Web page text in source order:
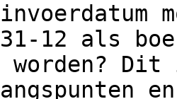
12 als
worden?